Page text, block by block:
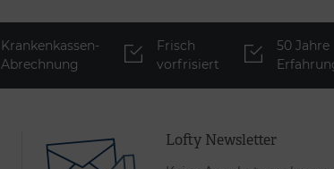
Krankenkassen-
Abrechnung
Frisch
vorfrisiert
50 Jahre
Lofty Newsletter